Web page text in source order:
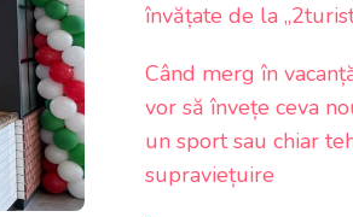
învățate de la
Când merg în
vor să învețe ceva
un sport sau chiar
supraviețuire